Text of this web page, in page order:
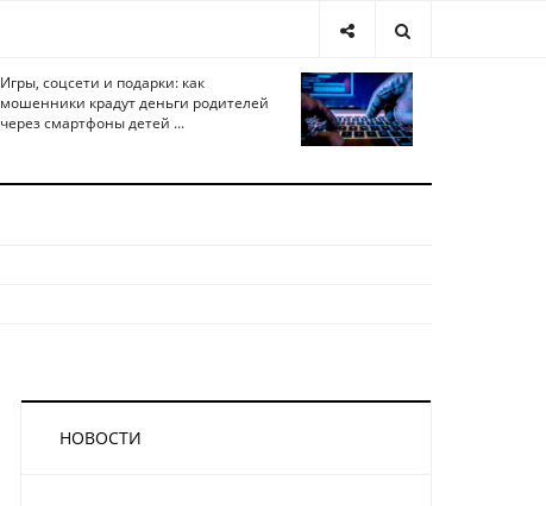
Игры, соцсети и подарки: как
мошенники крадут деньги родителей
через смартфоны детей ...
НОВОСТИ